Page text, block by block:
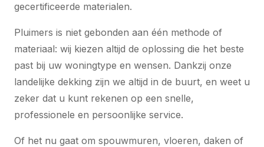
gecertificeerde materialen.
Pluimers is niet gebonden aan één methode of
materiaal: wij kiezen altijd de oplossing die het beste
past bij uw woningtype en wensen. Dankzij onze
landelijke dekking zijn we altijd in de buurt, en weet u
zeker dat u kunt rekenen op een snelle,
professionele en persoonlijke service.
Of het nu gaat om spouwmuren, vloeren, daken of